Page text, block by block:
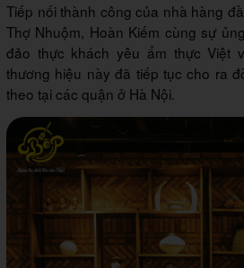
Tiếp nối thành công của nhà hàng
Thợ Nhuộm, Hoàn Kiếm cùng sự
đảo thực khách yêu ẩm thực Việt
thương hiệu này đã tiếp tục cho ra
theo tại các quận ở Hà Nội.